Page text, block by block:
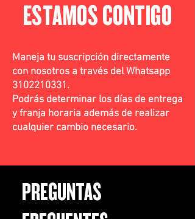
ESTAMOS CONTIGO
Maneja tu suscripción directamente
con nosotros a través del Whatsapp
3102210331 .
Podrás determinar los días de entrega
y franja horaria además de realizar
cualquier cambio necesario.
PREGUNTAS